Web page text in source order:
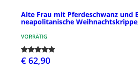
Alte Frau mit Pferdeschwanz und
neapolitanische
VORRÄTIG
€ 62,90